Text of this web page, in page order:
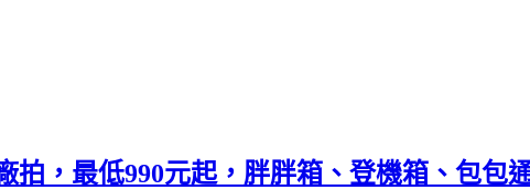
拍，最低990元起，胖胖箱、登機箱、包包